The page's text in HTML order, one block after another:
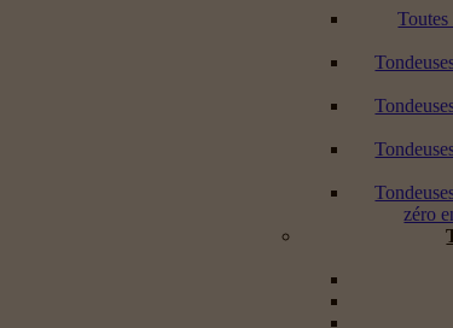
Toutes
zéro